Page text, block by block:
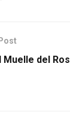
Muelle del